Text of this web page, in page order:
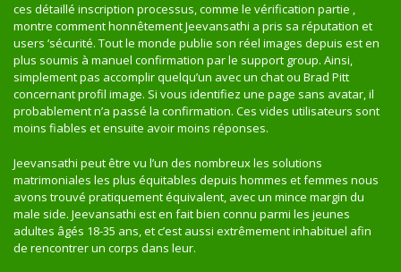
ces détaillé inscription processus, comme le vérification partie ,
montre comment honnêtement Jeevansathi a pris sa réputation et
users ‘sécurité. Tout le monde publie son réel images depuis est en
plus soumis à manuel confirmation par le support group. Ainsi,
simplement pas accomplir quelqu’un avec un chat ou Brad Pitt
concernant profil image. Si vous identifiez une page sans avatar, il
probablement n’a passé la confirmation. Ces vides utilisateurs sont
moins fiables et ensuite avoir moins réponses.
Jeevansathi peut être vu l’un des nombreux les solutions
matrimoniales les plus équitables depuis hommes et femmes nous
avons trouvé pratiquement équivalent, avec un mince margin du
male side. Jeevansathi est en fait bien connu parmi les jeunes
adultes âgés ​​18-35 ans, et c’est aussi extrêmement inhabituel afin
de rencontrer un corps dans leur.